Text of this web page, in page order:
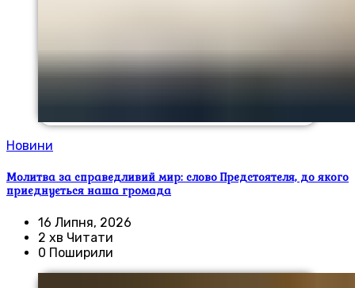
Новини
Молитва за справедливий мир: слово Предстоятеля, до якого
приєднується наша громада
16 Липня, 2026
2 хв Читати
0 Поширили